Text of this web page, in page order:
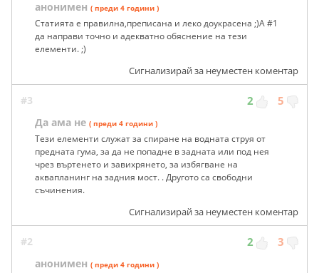
анонимен ( преди 4 години )
Статията е правилна,преписана и леко доукрасена ;)А #1
да направи точно и адекватно обяснение на тези
елементи. ;)
Сигнализирай за неуместен коментар
#3 2 5
Да ама не ( преди 4 години )
Тези елементи служат за спиране на водната струя от
предната гума, за да не попадне в задната или под нея
чрез въртенето и завихрянето, за избягване на
аквапланинг на задния мост. . Другото са свободни
съчинения.
Сигнализирай за неуместен коментар
#2 2 3
анонимен ( преди 4 години )